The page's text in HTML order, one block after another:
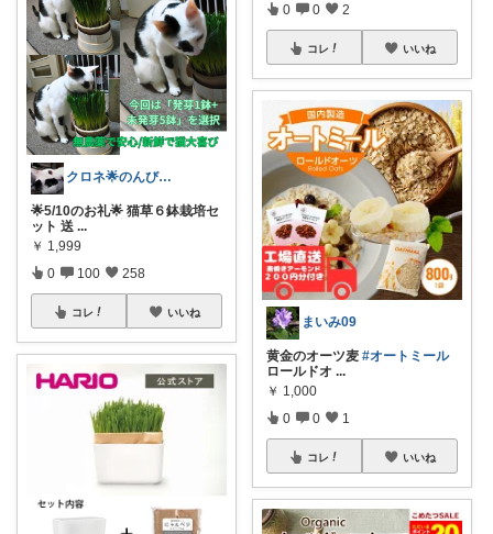
クロネ🌟のんびりゆったり活動です🌟
🌟5/10のお礼🌟 猫草６鉢栽培セ
ット 送 ...
￥ 1,999
0 100 258
コレ いいね
0 0 2
コレ いいね
まいみ09
黄金のオーツ麦 #オートミール
ロールドオ ...
￥ 1,000
0 0 1
コレ いいね